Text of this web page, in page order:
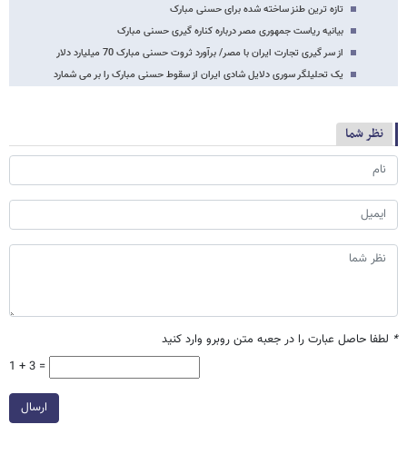
تازه ترین طنز ساخته شده برای حسنی مبارک
بیانیه ریاست جمهوری مصر درباره کناره گیری حسنی مبارک
از سر گیری تجارت ایران با مصر/ برآورد ثروت حسنی مبارک 70 میلیارد دلار
یک تحلیلگر سوری دلایل شادی ایران از سقوط حسنی مبارک را بر می شمارد
نظر شما
* لطفا حاصل عبارت را در جعبه متن روبرو وارد کنید
1 + 3 =
ارسال